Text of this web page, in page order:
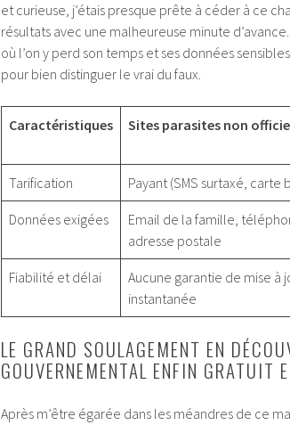
et curieuse, j’étais presque prête à céder à ce
résultats avec une malheureuse minute
où l’on y perd son temps et ses données
pour bien distinguer le vrai du faux.
Caractéristiques Sites parasites non
Tarification Payant (SMS surtaxé, carte
Données exigées
Email de la famille,
adresse postale
Fiabilité et délai
Aucune garantie de mise à
instantanée
LE GRAND SOULAGEMENT EN
GOUVERNEMENTAL ENFIN GRATUIT
Après m’être égarée dans les méandres de ce